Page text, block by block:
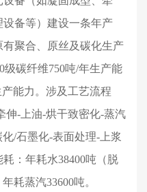
备等）建设一条年产
聚合、原丝及碳化生产
级碳纤维750吨/年生产能
能力。涉及工艺流程
伸- 上油-烘干致密化-蒸汽
化/石墨化-表面处理- 上浆
：年耗水38400吨（脱
年耗蒸汽33600吨。